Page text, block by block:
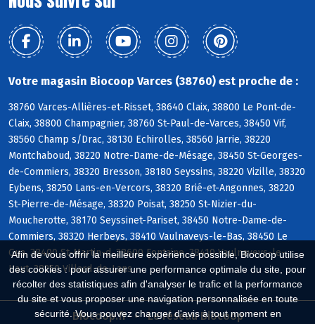
Afin de vous offrir la meilleure expérience possible, Biocoop utilise
des cookies : pour assurer une performance optimale du site, pour
récolter des statistiques afin d'analyser le trafic et la performance
du site et vous proposer une navigation personnalisée en toute
sécurité. Vous pouvez changer d'avis à tout moment en
Votre magasin Biocoop Varces (38760) est proche de :
38760 Varces-Allières-et-Risset, 38640 Claix, 38800 Le Pont-de-
Claix, 38800 Champagnier, 38760 St-Paul-de-Varces, 38450 Vif,
38560 Champ s/Drac, 38130 Echirolles, 38560 Jarrie, 38220
Montchaboud, 38220 Notre-Dame-de-Mésage, 38450 St-Georges-
de-Commiers, 38320 Bresson, 38180 Seyssins, 38220 Vizille, 38320
Eybens, 38250 Lans-en-Vercors, 38320 Brié-et-Angonnes, 38220
St-Pierre-de-Mésage, 38320 Poisat, 38250 St-Nizier-du-
Moucherotte, 38170 Seyssinet-Pariset, 38450 Notre-Dame-de-
Commiers, 38320 Herbeys, 38410 Vaulnaveys-le-Bas, 38450 Le
Gua, 38400 St-Martin-d, 38600 Fontaine, 38410 Vaulnaveys-le-
Haut, 38250 Villard-de-Lans
Biocoop.fr Le réseau Biocoop